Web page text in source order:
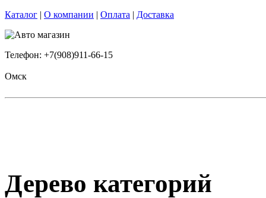
Каталог | О компании | Оплата | Доставка
Телефон: +7(908)911-66-15
Омск
Дерево категорий